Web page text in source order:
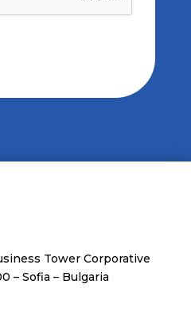
Tower Corporative
– Sofia – Bulgaria